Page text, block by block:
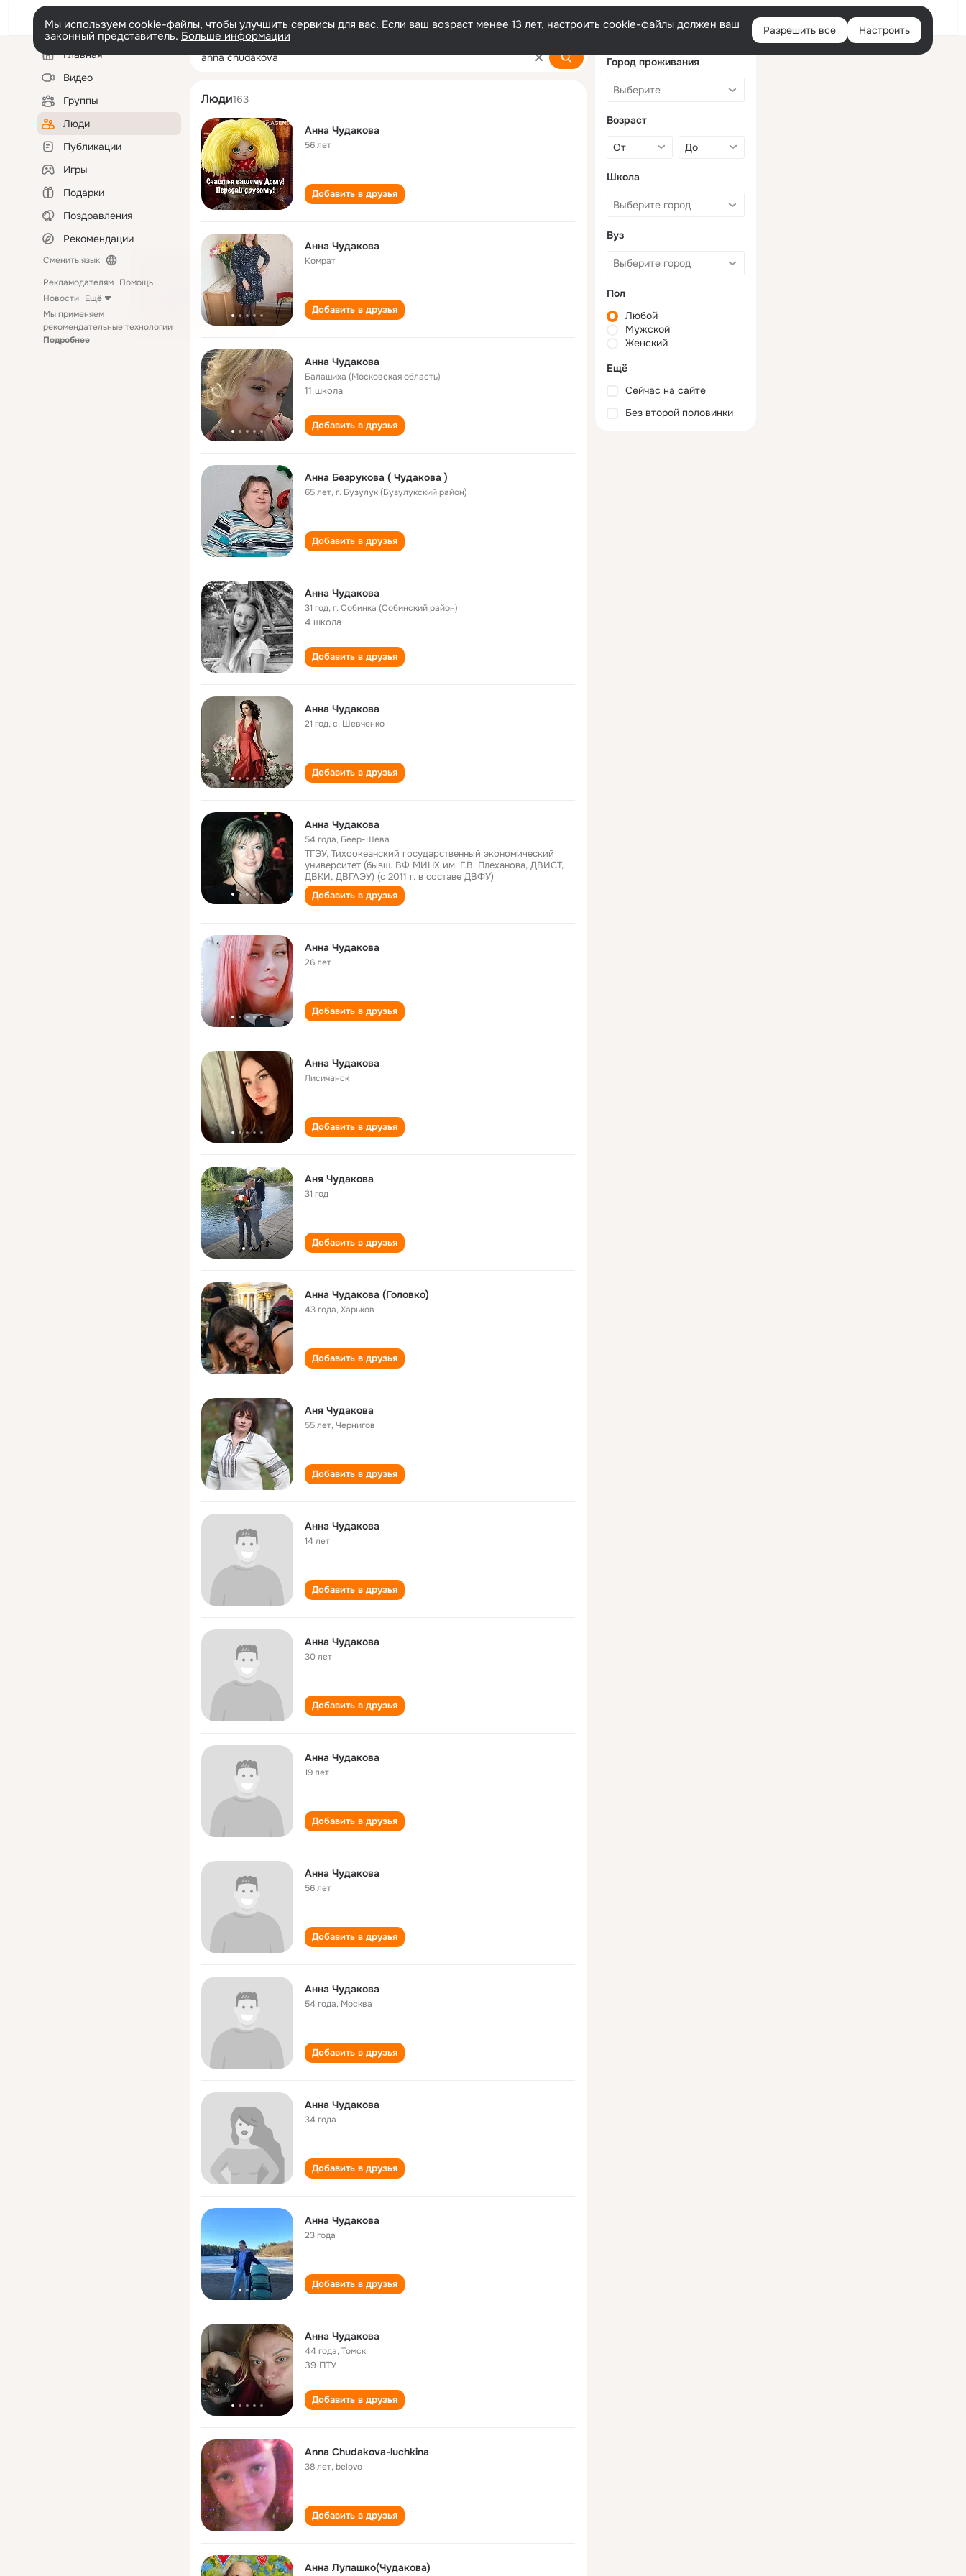
Войти
Мы используем cookie-файлы, чтобы улучшить сервисы для вас. Если ваш возраст менее 13 лет, настроить cookie-файлы должен ваш
законный представитель. Больше информации Разрешить все Настроить
Левая
колонкаГлавная
Видео
Группы
Люди
Публикации
Игры
Подарки
Поздравления
Рекомендации
Сменить язык
Рекламодателям Помощь
Новости Ещё
Мы применяем
рекомендательные технологии
Подробнее
anna chudakova
Люди163
Анна Чудакова
56 лет
Добавить в друзья
Анна Чудакова
Комрат
Добавить в друзья
Анна Чудакова
Балашиха (Московская область)
11 школа
Добавить в друзья
Анна Безрукова ( Чудакова )
65 лет,г. Бузулук (Бузулукский район)
Добавить в друзья
Анна Чудакова
31 год,г. Собинка (Собинский район)
4 школа
Добавить в друзья
Анна Чудакова
21 год,с. Шевченко
Добавить в друзья
Анна Чудакова
54 года, Беер-Шева
ТГЭУ, Тихоокеанский государственный экономический
университет (бывш. ВФ МИНХ им. Г.В. Плеханова, ДВИСТ,
ДВКИ, ДВГАЭУ) (с 2011 г. в составе ДВФУ)
Добавить в друзья
Анна Чудакова
26 лет
Добавить в друзья
Анна Чудакова
Лисичанск
Добавить в друзья
Аня Чудакова
31 год
Добавить в друзья
Анна Чудакова (Головко)
43 года,Харьков
Добавить в друзья
Аня Чудакова
55 лет,Чернигов
Добавить в друзья
Анна Чудакова
14 лет
Добавить в друзья
Анна Чудакова
30 лет
Добавить в друзья
Анна Чудакова
19 лет
Добавить в друзья
Анна Чудакова
56 лет
Добавить в друзья
Анна Чудакова
54 года, Москва
Добавить в друзья
Анна Чудакова
34 года
Добавить в друзья
Анна Чудакова
23 года
Добавить в друзья
Анна Чудакова
44 года,Томск
39 ПТУ
Добавить в друзья
Anna Chudakova-luchkina
38 лет,belovo
Добавить в друзья
Анна Лупашко(Чудакова)
Город проживания
Возраст
Школа
Вуз
Пол
Любой
Мужской
Женский
Ещё
Сейчас на сайте
Без второй половинки